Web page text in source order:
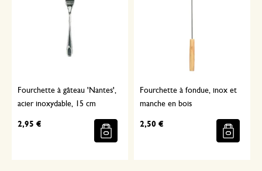
Fourchette à gâteau 'Nantes',
acier inoxydable, 15 cm
2,95 €
Fourchette à fondue, inox et
manche en bois
2,50 €